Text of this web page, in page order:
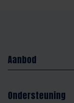
Aanbod
Ondersteuning